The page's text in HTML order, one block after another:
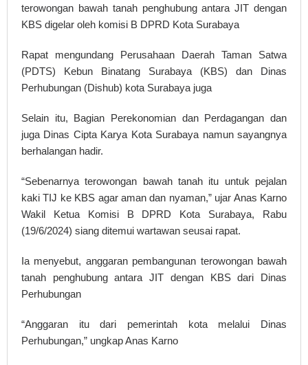
terowongan bawah tanah penghubung antara JIT dengan
KBS digelar oleh komisi B DPRD Kota Surabaya
Rapat mengundang Perusahaan Daerah Taman Satwa
(PDTS) Kebun Binatang Surabaya (KBS) dan Dinas
Perhubungan (Dishub) kota Surabaya juga
Selain itu, Bagian Perekonomian dan Perdagangan dan
juga Dinas Cipta Karya Kota Surabaya namun sayangnya
berhalangan hadir.
“Sebenarnya terowongan bawah tanah itu untuk pejalan
kaki TIJ ke KBS agar aman dan nyaman,” ujar Anas Karno
Wakil Ketua Komisi B DPRD Kota Surabaya, Rabu
(19/6/2024) siang ditemui wartawan seusai rapat.
Ia menyebut, anggaran pembangunan terowongan bawah
tanah penghubung antara JIT dengan KBS dari Dinas
Perhubungan
“Anggaran itu dari pemerintah kota melalui Dinas
Perhubungan,” ungkap Anas Karno